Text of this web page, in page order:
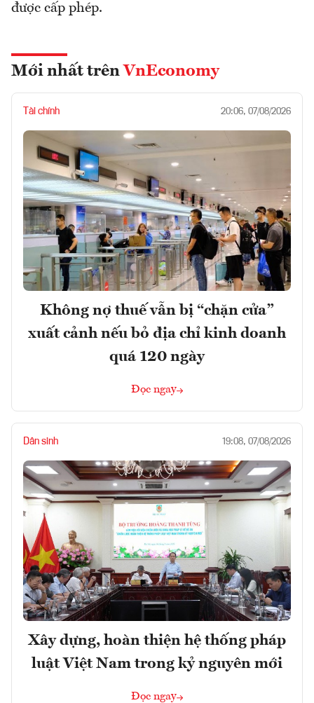
được cấp phép.
Mới nhất trên VnEconomy
Tài chính 20:06, 07/08/2026
Không nợ thuế vẫn bị “chặn cửa”
xuất cảnh nếu bỏ địa chỉ kinh doanh
quá 120 ngày
Đọc ngay
Dân sinh 19:08, 07/08/2026
Xây dựng, hoàn thiện hệ thống pháp
luật Việt Nam trong kỷ nguyên mới
Đọc ngay